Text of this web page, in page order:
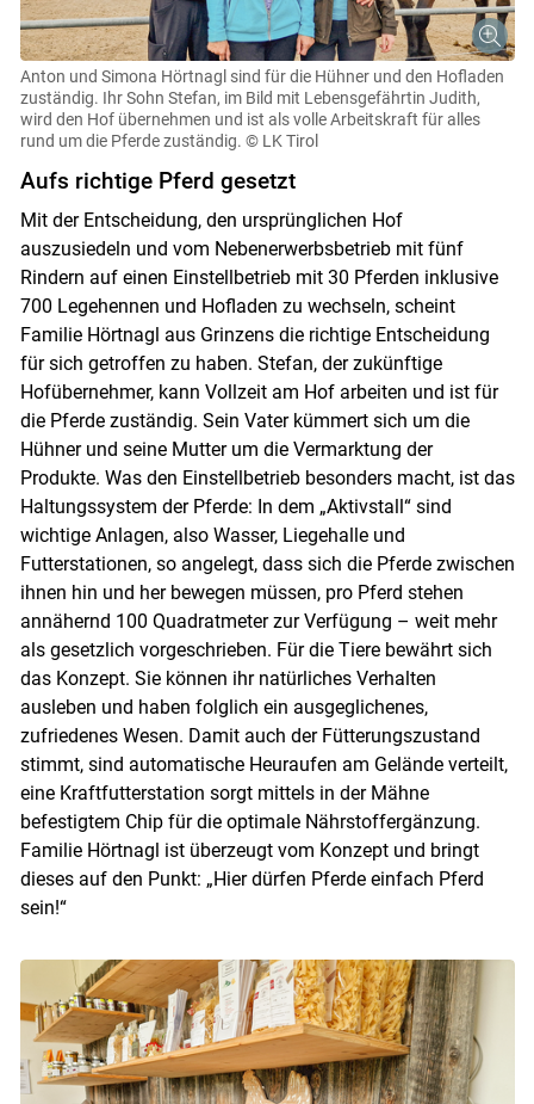
Anton und Simona Hörtnagl sind für die Hühner und den Hofladen
zuständig. Ihr Sohn Stefan, im Bild mit Lebensgefährtin Judith,
wird den Hof übernehmen und ist als volle Arbeitskraft für alles
rund um die Pferde zuständig. © LK Tirol
Aufs richtige Pferd gesetzt
Mit der Entscheidung, den ursprünglichen Hof
auszusiedeln und vom Nebenerwerbsbetrieb mit fünf
Rindern auf einen Einstellbetrieb mit 30 Pferden inklusive
700 Legehennen und Hofladen zu wechseln, scheint
Familie Hörtnagl aus Grinzens die richtige Entscheidung
für sich getroffen zu haben. Stefan, der zukünftige
Hofübernehmer, kann Vollzeit am Hof arbeiten und ist für
die Pferde zuständig. Sein Vater kümmert sich um die
Hühner und seine Mutter um die Vermarktung der
Produkte. Was den Einstellbetrieb besonders macht, ist das
Haltungssystem der Pferde: In dem „Aktivstall“ sind
wichtige Anlagen, also Wasser, Liegehalle und
Futterstationen, so angelegt, dass sich die Pferde zwischen
ihnen hin und her bewegen müssen, pro Pferd stehen
annähernd 100 Quadratmeter zur Verfügung – weit mehr
als gesetzlich vorgeschrieben. Für die Tiere bewährt sich
das Konzept. Sie können ihr natürliches Verhalten
ausleben und haben folglich ein ausgeglichenes,
zufriedenes Wesen. Damit auch der Fütterungszustand
stimmt, sind automatische Heuraufen am Gelände verteilt,
eine Kraftfutterstation sorgt mittels in der Mähne
befestigtem Chip für die optimale Nährstoffergänzung.
Familie Hörtnagl ist überzeugt vom Konzept und bringt
dieses auf den Punkt: „Hier dürfen Pferde einfach Pferd
sein!“